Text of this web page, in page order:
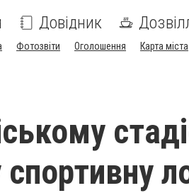
Довідник
Фотозвіти Оголошення Карта міста
спортивну